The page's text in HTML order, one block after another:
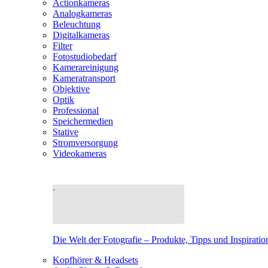
Actionkameras
Analogkameras
Beleuchtung
Digitalkameras
Filter
Fotostudiobedarf
Kamerareinigung
Kameratransport
Objektive
Optik
Professional
Speichermedien
Stative
Stromversorgung
Videokameras
Die Welt der Fotografie – Produkte, Tipps und
Kopfhörer & Headsets